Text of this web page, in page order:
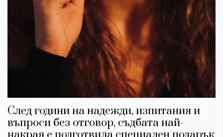
След години на надежди, изпитания и
въпроси без отговор, съдбата най-